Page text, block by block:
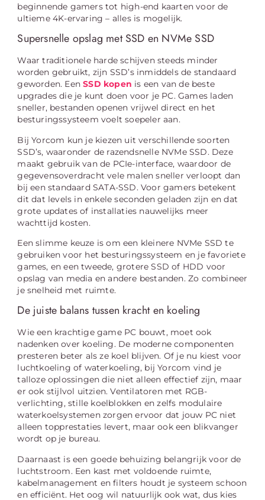
beginnende gamers tot high-end kaarten voor de
ultieme 4K-ervaring – alles is mogelijk.
Supersnelle opslag met SSD en NVMe SSD
Waar traditionele harde schijven steeds minder
worden gebruikt, zijn SSD’s inmiddels de standaard
geworden. EenSSD kopen is een van de beste
upgrades die je kunt doen voor je PC. Games laden
sneller, bestanden openen vrijwel direct en het
besturingssysteem voelt soepeler aan.
Bij Yorcom kun je kiezen uit verschillende soorten
SSD’s, waaronder de razendsnelle NVMe SSD. Deze
maakt gebruik van de PCIe-interface, waardoor de
gegevensoverdracht vele malen sneller verloopt dan
bij een standaard SATA-SSD. Voor gamers betekent
dit dat levels in enkele seconden geladen zijn en dat
grote updates of installaties nauwelijks meer
wachttijd kosten.
Een slimme keuze is om een kleinere NVMe SSD te
gebruiken voor het besturingssysteem en je favoriete
games, en een tweede, grotere SSD of HDD voor
opslag van media en andere bestanden. Zo combineer
je snelheid met ruimte.
De juiste balans tussen kracht en koeling
Wie een krachtige game PC bouwt, moet ook
nadenken over koeling. De moderne componenten
presteren beter als ze koel blijven. Of je nu kiest voor
luchtkoeling of waterkoeling, bij Yorcom vind je
talloze oplossingen die niet alleen effectief zijn, maar
er ook stijlvol uitzien. Ventilatoren met RGB-
verlichting, stille koelblokken en zelfs modulaire
waterkoelsystemen zorgen ervoor dat jouw PC niet
alleen topprestaties levert, maar ook een blikvanger
wordt op je bureau.
Daarnaast is een goede behuizing belangrijk voor de
luchtstroom. Een kast met voldoende ruimte,
kabelmanagement en filters houdt je systeem schoon
en efficiënt. Het oog wil natuurlijk ook wat, dus kies